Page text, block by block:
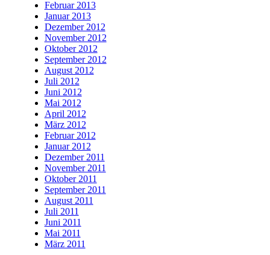
Februar 2013
Januar 2013
Dezember 2012
November 2012
Oktober 2012
September 2012
August 2012
Juli 2012
Juni 2012
Mai 2012
April 2012
März 2012
Februar 2012
Januar 2012
Dezember 2011
November 2011
Oktober 2011
September 2011
August 2011
Juli 2011
Juni 2011
Mai 2011
März 2011